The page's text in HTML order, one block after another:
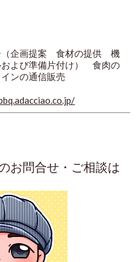
（企画提案 食材の提供 機
および準備片付け） 食肉の
ンの通信販売
お問合せ・ご相談は